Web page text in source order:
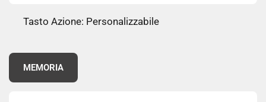
Tasto Azione: Personalizzabile
MEMORIA